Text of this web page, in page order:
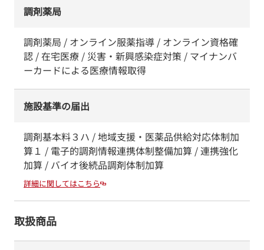
調剤薬局
調剤薬局 / オンライン服薬指導 / オンライン資格確
認 / 在宅医療 / 災害・新興感染症対策 / マイナンバ
ーカードによる医療情報取得
施設基準の届出
調剤基本料３ハ / 地域支援・医薬品供給対応体制加
算１ / 電子的調剤情報連携体制整備加算 / 連携強化
加算 / バイオ後続品調剤体制加算
詳細に関してはこちら
取扱商品